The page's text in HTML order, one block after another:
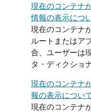
現在のコンテナ
情報の表示につ
現在のコンテナ
ルートまたはア
合、ユーザーは
タ・ディクショ
現在のコンテナ
報の表示につい
現在のコンテナ